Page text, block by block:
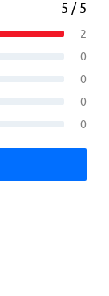
5 / 5
2
0
0
0
0